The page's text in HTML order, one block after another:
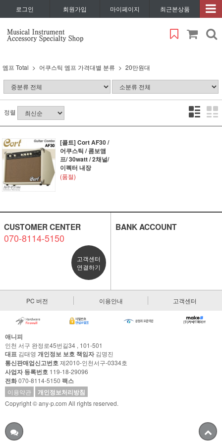
로그인 회원가입 마이페이지 최근본상품
엠프 Total 어쿠스틱 엠프 가격대별 분류 20만원대
정렬
[콜트] Cort AF30 /
어쿠스틱 / 콤보앰
프/ 30watt / 2채널/
이펙터 내장
(품절)
CUSTOMER CENTER
070-8114-5150
고객센터
연결하기
BANK ACCOUNT
PC 버전 이용안내 고객센터
애니피
인천 서구 완정로45번길34 , 101-501
대표 김태영 개인정보 보호 책임자김명진
통신판매업신고번호제2010-인천서구-0334호
사업자 등록번호 119-18-29096
전화070-8114-5150 팩스
이용약관 개인정보처리방침
Copyright © any-p.com All rights reserved.